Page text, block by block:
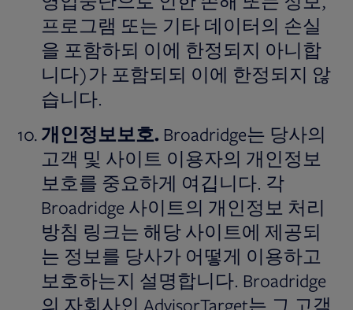
프로그램 또는 기타 데이터의 손실
을 포함하되 이에 한정되지 아니합
니다)가 포함되되 이에 한정되지 않
습니다.
개인정보보호. Broadridge는 당사의
고객 및 사이트 이용자의 개인정보
보호를 중요하게 여깁니다. 각
Broadridge 사이트의 개인정보 처리
방침 링크는 해당 사이트에 제공되
는 정보를 당사가 어떻게 이용하고
보호하는지 설명합니다. Broadridge
의 자회사인 AdvisorTarget는 그 고객